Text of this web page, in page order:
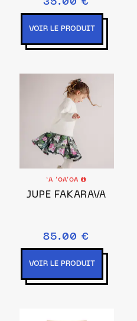
35.00 €
VOIR LE PRODUIT
‘A ’OA’OA
JUPE FAKARAVA
85.00 €
VOIR LE PRODUIT